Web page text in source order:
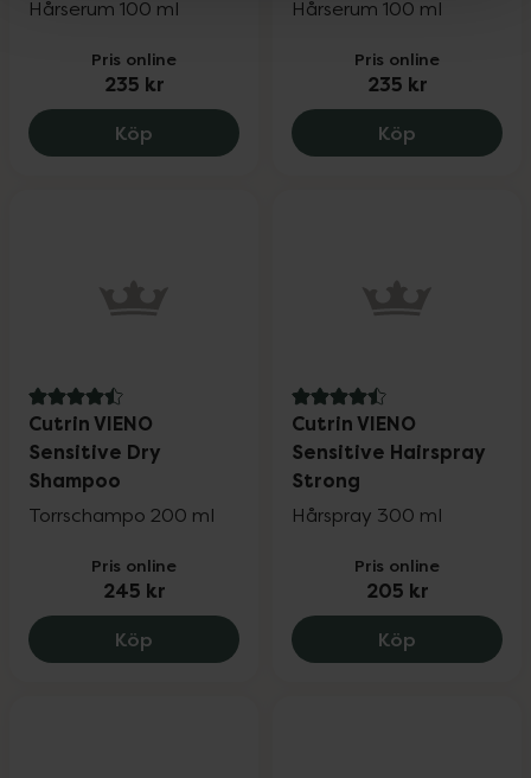
Hårserum 100 ml
Pris online
235 kr
Köp Cutrin BIO+ Energy Boost Scalp Serum
Hårserum 100 ml
Pris online
235 kr
Köp Cutrin
4.5 av 5 i omdöme
Cutrin VIENO
Sensitive Dry
Shampoo
Torrschampo 200 ml
Pris online
245 kr
Köp Cutrin VIENO Sensitive Dry Shampoo,
4.5 av 5 i omdöme
Cutrin VIENO
Sensitive Hairspray
Strong
Hårspray 300 ml
Pris online
205 kr
Köp Cutrin